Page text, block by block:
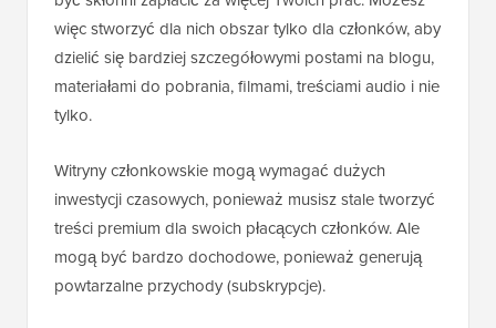
więc stworzyć dla nich obszar tylko dla członków, aby
dzielić się bardziej szczegółowymi postami na blogu,
materiałami do pobrania, filmami, treściami audio i nie
tylko.
Witryny członkowskie mogą wymagać dużych
inwestycji czasowych, ponieważ musisz stale tworzyć
treści premium dla swoich płacących członków. Ale
mogą być bardzo dochodowe, ponieważ generują
powtarzalne przychody (subskrypcje).